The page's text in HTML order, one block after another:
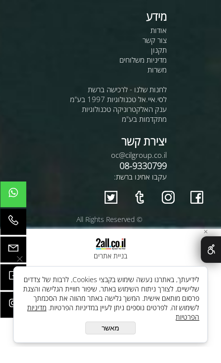
מידע
אודות
צור קשר
תקנון
מדיניות משלוחים
משרות
לחנות שלנו - לרכישה ברשת
לסי.איי.אל טכנולוגיות 1997 בע"מ
ענק האלקטרוניקה טכנולוגיות
מתקדמות בע"מ
יצירת קשר
oc@cilgroup.co.il
08-9330799
עקבו אחינו ברשת:
© All Rights Reserved
בניית אתרים
✕
לידיעתך, באתרנו נעשה שימוש בקבצי Cookies, לרבות של צדדים
שלישיים, לצורך ניתוח השימוש באתר, שיפור חוויית הגלישה והצגת
פרסום מותאם אישית. המשך גלישה באתר מהווה את הסכמתך
לשימוש זה. לפרטים נוספים ניתן לעיין במדיניות הפרטיות. מדיניות
הפרטיות
מאשר